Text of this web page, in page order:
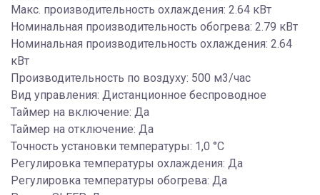
Макс. производительность охлаждения: 2.64 кВт
Номинальная производительность обогрева: 2.79 кВт
Номинальная производительность охлаждения: 2.64
кВт
Производительность по воздуху: 500 м3/час
Вид управления: Дистанционное беспроводное
Таймер на включение: Да
Таймер на отключение: Да
Точность установки температуры: 1,0 °С
Регулировка температуры охлаждения: Да
Регулировка температуры обогрева: Да